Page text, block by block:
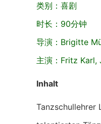
类别：喜剧
时长：90分钟
导演：Brigitte
主演：Fritz
Inhalt
Tanzschullehrer